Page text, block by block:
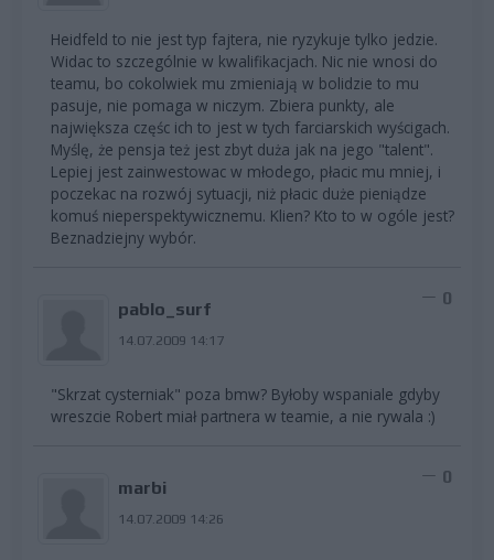
Heidfeld to nie jest typ fajtera, nie ryzykuje tylko jedzie.
Widac to szczególnie w kwalifikacjach. Nic nie wnosi do
teamu, bo cokolwiek mu zmieniają w bolidzie to mu
pasuje, nie pomaga w niczym. Zbiera punkty, ale
największa częśc ich to jest w tych farciarskich wyścigach.
Myślę, że pensja też jest zbyt duża jak na jego "talent".
Lepiej jest zainwestowac w młodego, płacic mu mniej, i
poczekac na rozwój sytuacji, niż płacic duże pieniądze
komuś nieperspektywicznemu. Klien? Kto to w ogóle jest?
Beznadziejny wybór.
pablo_surf
14.07.2009 14:17
0
"Skrzat cysterniak" poza bmw? Byłoby wspaniale gdyby
wreszcie Robert miał partnera w teamie, a nie rywala :)
marbi
14.07.2009 14:26
0